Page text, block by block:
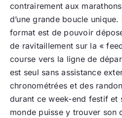
contrairement aux
d’une grande boucle unique.
format est de pouvoir
de ravitaillement sur la «
course vers la ligne de
est seul sans assistance
chronométrées et des
durant ce week-end festif
monde puisse y trouver son